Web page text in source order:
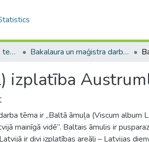
A -- Eksakto zinātņu un tehnoloģiju fakultāte / Faculty of Science and Technology Bakalaura un maģistra darbi (EZTF) / Bachelor's and Master's theses
izplatība
tēma ir „Baltā āmuļa (Viscum album
mainīgā vidē”. Baltais āmulis ir
ir divi izplatības areāli – Latvijas